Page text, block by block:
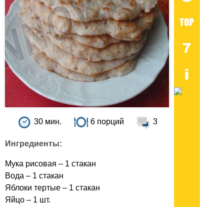
30 мин. 6 порций 3
Ингредиенты:
Мука рисовая – 1 стакан
Вода – 1 стакан
Яблоки тертые – 1 стакан
Яйцо – 1 шт.